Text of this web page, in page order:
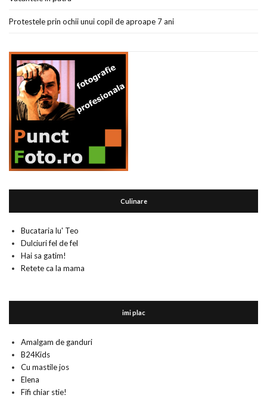
Protestele prin ochii unui copil de aproape 7 ani
Culinare
Bucataria lu' Teo
Dulciuri fel de fel
Hai sa gatim!
Retete ca la mama
imi plac
Amalgam de ganduri
B24Kids
Cu mastile jos
Elena
Fifi chiar stie!